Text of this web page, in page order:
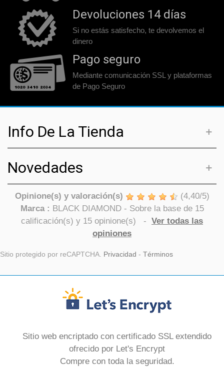
Devoluciones 14 días
Si no estás satisfecho, te devolvemos el
dinero
Pago seguro
Mediante comunicación SSL y plataformas
de Pago Seguro
Info De La Tienda
Novedades
Opinione(s) y valoración(s) (4,40/5)
Marca : BLACK DIAMOND- Sobre la base de 15
calificación(s) y 15 opinione(s) - Ver todas las
opiniones
Sitio protegido por reCAPTCHA. Privacidad - Términos
Sitio web encriptado con certificado SSL extendido
ofrecido por Let's Encrypt
Compre con toda la seguridad.